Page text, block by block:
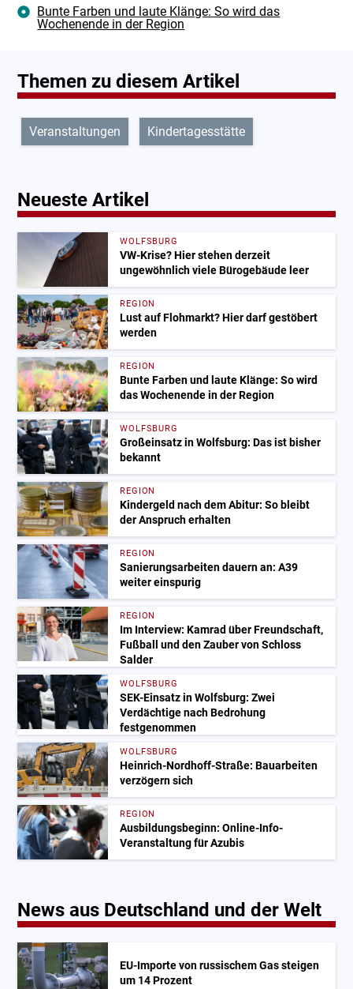
Bunte Farben und laute Klänge: So wird das
Wochenende in der Region
Themen zu diesem Artikel
Veranstaltungen Kindertagesstätte
Neueste Artikel
WOLFSBURG
VW-Krise? Hier stehen derzeit
ungewöhnlich viele Bürogebäude leer
REGION
Lust auf Flohmarkt? Hier darf gestöbert
werden
REGION
Bunte Farben und laute Klänge: So wird
das Wochenende in der Region
WOLFSBURG
Großeinsatz in Wolfsburg: Das ist bisher
bekannt
REGION
Kindergeld nach dem Abitur: So bleibt
der Anspruch erhalten
REGION
Sanierungsarbeiten dauern an: A39
weiter einspurig
REGION
Im Interview: Kamrad über Freundschaft,
Fußball und den Zauber von Schloss
Salder
WOLFSBURG
SEK-Einsatz in Wolfsburg: Zwei
Verdächtige nach Bedrohung
festgenommen
WOLFSBURG
Heinrich-Nordhoff-Straße: Bauarbeiten
verzögern sich
REGION
Ausbildungsbeginn: Online-Info-
Veranstaltung für Azubis
News aus Deutschland und der Welt
EU-Importe von russischem Gas steigen
um 14 Prozent